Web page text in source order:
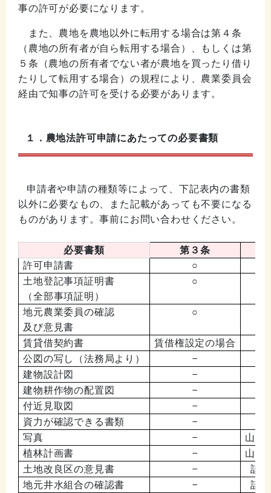
事の許可が必要になります。
また、農地を農地以外に転用する場合は第４条
（農地の所有者が自ら転用する場合）、もしくは第
５条（農地の所有者でない者が農地を買ったり借り
たりして転用する場合）の規程により、農業委員会
経由で知事の許可を受ける必要があります。
１．農地法許可申請にあたっての必要書類
申請者や申請の種類等によって、下記表内の書類
以外に必要なもの、また記載があっても不要になる
ものがあります。事前にお問い合わせください。
必要書類 第３条
許可申請書
○
土地登記事項証明書
（全部事項証明）
○
地元農業委員の確認
及び意見書
○
賃貸借契約書
賃借権設定の場合
公図の写し（法務局より）
−
建物設計図
−
建物耕作物の配置図
−
付近見取図
−
資力が確認できる書類
−
写真
−
山林
植林計画書
−
山林
土地改良区の意見書
−
該
地元井水組合の確認書
−
該